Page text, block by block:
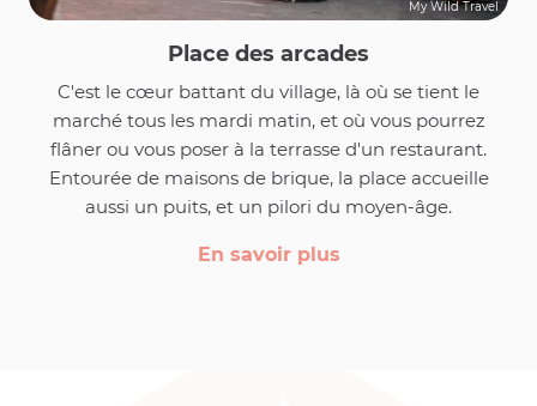
My Wild Travel
Place des arcades
C'est le cœur battant du village, là où se tient le
marché tous les mardi matin, et où vous pourrez
flâner ou vous poser à la terrasse d'un restaurant.
Entourée de maisons de brique, la place accueille
aussi un puits, et un pilori du moyen-âge.
En savoir plus